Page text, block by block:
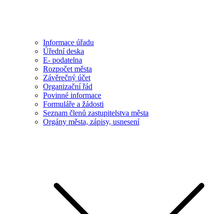
Informace úřadu
Úřední deska
E- podatelna
Rozpočet města
Závěrečný účet
Organizační řád
Povinné informace
Formuláře a žádosti
Seznam členů zastupitelstva města
Orgány města, zápisy, usnesení